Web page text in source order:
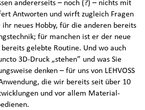
andererseits – noch (?) – nichts mit
Antworten und wirft zugleich Fragen
neues Hobby, für die anderen bereits
für manchen ist er der neue
gelebte Routine. Und wo auch
3D-Druck „stehen” und was Sie
denken – für uns von LEHVOSS
die wir bereits seit über 10
und vor allem Material-